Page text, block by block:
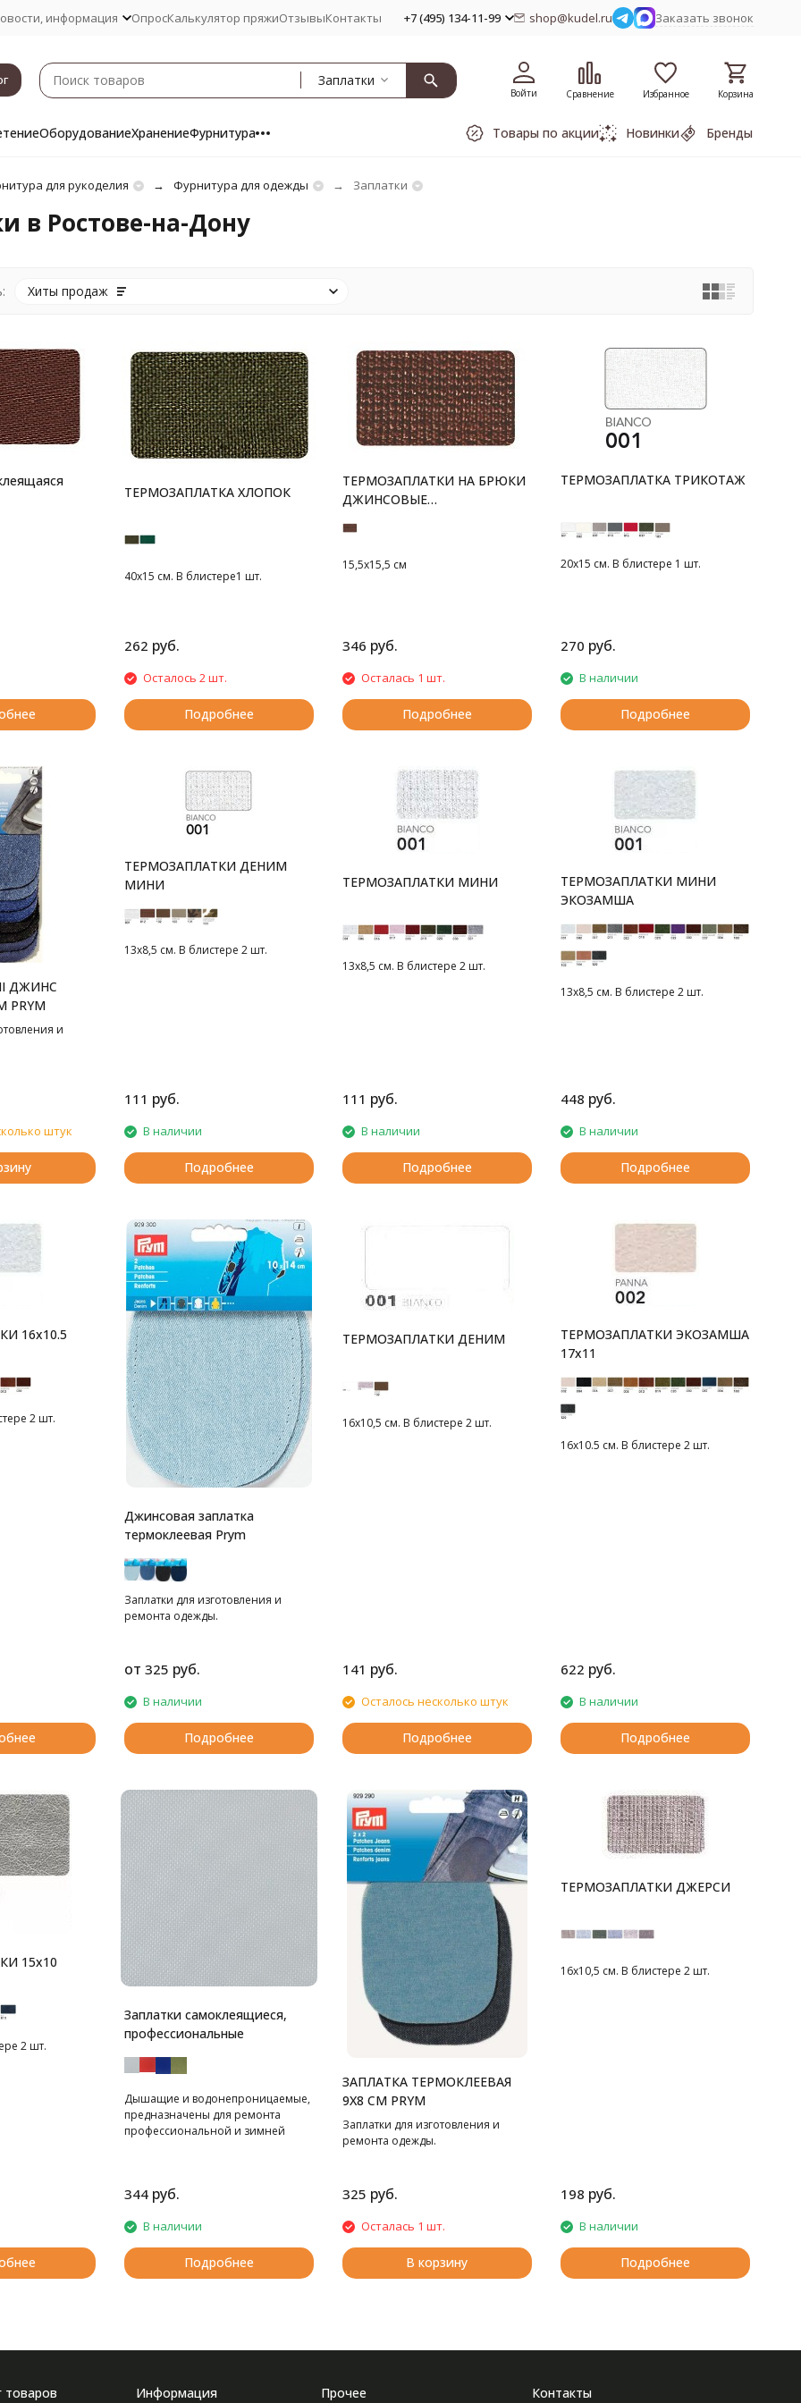
информация ОпросКалькулятор пряжиОтзывыКонтакты +7 (495) 134-11-99 shop@kudel.ru Заказать звонок
Заплатки
Войти Сравнение Избранное Корзина
ОборудованиеХранениеФурнитура Товары по акции Новинки Бренды
для рукоделия Фурнитура для одежды Заплатки
в Ростове-на-Дону
Хиты продаж
ТЕРМОЗАПЛАТКА ХЛОПОК
40х15 см. В блистере1 шт.
262 руб.
Осталось 2 шт.
Подробнее
ТЕРМОЗАПЛАТКИ НА БРЮКИ
ДЖИНСОВЫЕ
15,5x15,5 см
346 руб.
Осталась 1 шт.
Подробнее
ТЕРМОЗАПЛАТКА ТРИКОТАЖ
20х15 см. В блистере 1 шт.
270 руб.
В наличии
Подробнее
ДЖИНС
СМ PRYM
и
штук
ТЕРМОЗАПЛАТКИ ДЕНИМ
МИНИ
13х8,5 см. В блистере 2 шт.
111 руб.
В наличии
Подробнее
ТЕРМОЗАПЛАТКИ МИНИ
13х8,5 см. В блистере 2 шт.
111 руб.
В наличии
Подробнее
ТЕРМОЗАПЛАТКИ МИНИ
ЭКОЗАМША
13х8,5 см. В блистере 2 шт.
448 руб.
В наличии
Подробнее
16x10.5
2 шт.
Джинсовая заплатка
термоклеевая Prym
Заплатки для изготовления и
ремонта одежды.
от 325 руб.
В наличии
Подробнее
ТЕРМОЗАПЛАТКИ ДЕНИМ
16х10,5 см. В блистере 2 шт.
141 руб.
Осталось несколько штук
Подробнее
ТЕРМОЗАПЛАТКИ ЭКОЗАМША
17x11
16х10.5 см. В блистере 2 шт.
622 руб.
В наличии
Подробнее
15х10
2 шт.
Заплатки самоклеящиеся,
профессиональные
Дышащие и водонепроницаемые,
предназначены для ремонта
профессиональной и зимней
344 руб.
В наличии
Подробнее
ЗАПЛАТКА ТЕРМОКЛЕЕВАЯ
9Х8 СМ PRYM
Заплатки для изготовления и
ремонта одежды.
325 руб.
Осталась 1 шт.
В корзину
ТЕРМОЗАПЛАТКИ ДЖЕРСИ
16х10,5 см. В блистере 2 шт.
198 руб.
В наличии
Подробнее
товаров Информация Прочее Контакты